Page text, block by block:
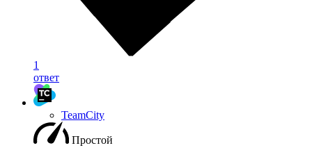
1
ответ
TeamCity
Простой